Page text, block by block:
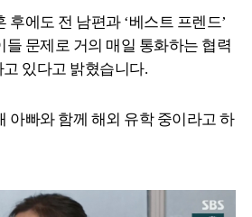
후에도 전 남편과 ‘베스트 프렌드’
들 문제로 거의 매일 통화하는 협력
있다고 밝혔습니다.
아빠와 함께 해외 유학 중이라고 하